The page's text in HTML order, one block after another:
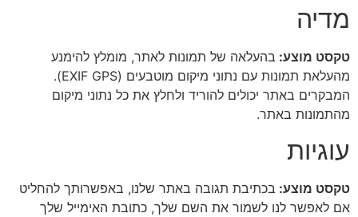
מדיה
טקסט מוצע: בהעלאה של תמונות לאתר, מומלץ להימנע
מהעלאת תמונות עם נתוני מיקום מוטבעים (EXIF GPS).
המבקרים באתר יכולים להוריד ולחלץ את כל נתוני מיקום
מהתמונות באתר.
עוגיות
טקסט מוצע: בכתיבת תגובה באתר שלנו, באפשרותך להחליט
אם לאפשר לנו לשמור את השם שלך, כתובת האימייל שלך